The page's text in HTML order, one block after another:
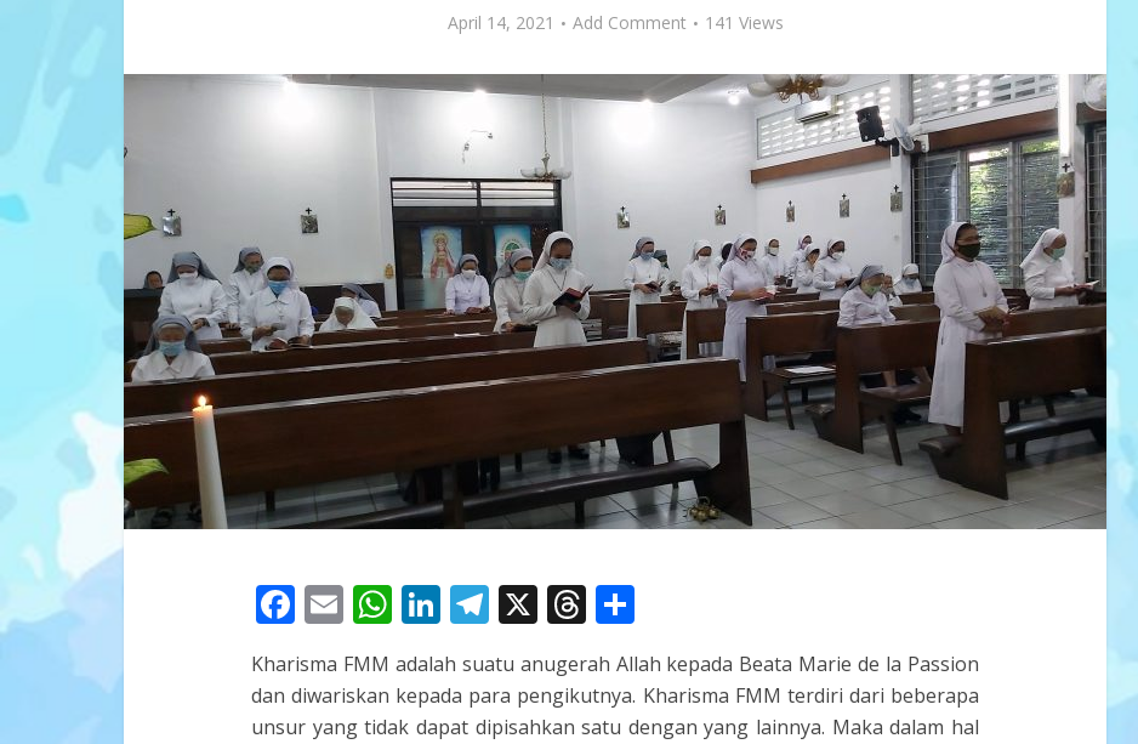
April 14, 2021 Add Comment 141 Views
Facebook
EmailWhatsApp
LinkedIn
Telegram
X Threads
Kharisma FMM adalah suatu anugerah Allah kepada Beata Marie de la Passion
dan diwariskan kepada para pengikutnya. Kharisma FMM terdiri dari beberapa
unsur yang tidak dapat dipisahkan satu dengan yang lainnya. Maka dalam hal